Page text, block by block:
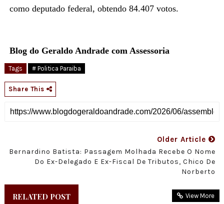
como deputado federal, obtendo 84.407 votos.
Blog do Geraldo Andrade com Assessoria
Tags # Politica Paraiba
Share This
Older Article
Bernardino Batista: Passagem Molhada Recebe O Nome
Do Ex-Delegado E Ex-Fiscal De Tributos, Chico De
Norberto
RELATED POST View More